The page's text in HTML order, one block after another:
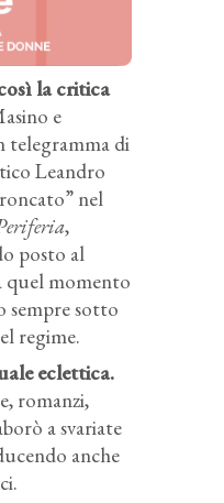
la critica
e
telegramma di
Leandro
nel
,
posto al
quel momento
sempre sotto
regime.
eclettica.
romanzi,
a svariate
anche